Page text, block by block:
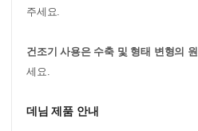
주세요.
건조기 사용은 수축 및 형태 변형의 원
세요.
데님 제품 안내